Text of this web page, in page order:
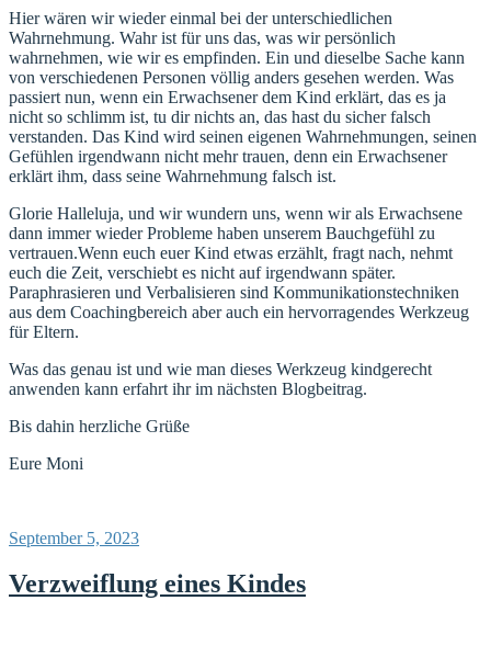
Hier wären wir wieder einmal bei der unterschiedlichen
Wahrnehmung. Wahr ist für uns das, was wir persönlich
wahrnehmen, wie wir es empfinden. Ein und dieselbe Sache kann
von verschiedenen Personen völlig anders gesehen werden. Was
passiert nun, wenn ein Erwachsener dem Kind erklärt, das es ja
nicht so schlimm ist, tu dir nichts an, das hast du sicher falsch
verstanden. Das Kind wird seinen eigenen Wahrnehmungen, seinen
Gefühlen irgendwann nicht mehr trauen, denn ein Erwachsener
erklärt ihm, dass seine Wahrnehmung falsch ist.
Glorie Halleluja, und wir wundern uns, wenn wir als Erwachsene
dann immer wieder Probleme haben unserem Bauchgefühl zu
vertrauen.Wenn euch euer Kind etwas erzählt, fragt nach, nehmt
euch die Zeit, verschiebt es nicht auf irgendwann später.
Paraphrasieren und Verbalisieren sind Kommunikationstechniken
aus dem Coachingbereich aber auch ein hervorragendes Werkzeug
für Eltern.
Was das genau ist und wie man dieses Werkzeug kindgerecht
anwenden kann erfahrt ihr im nächsten Blogbeitrag.
Bis dahin herzliche Grüße
Eure Moni
Veröffentlicht
September 5, 2023
Verzweiflung eines Kindes